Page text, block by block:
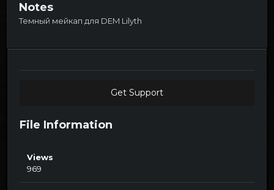
Notes
Темный мейкап для DEM Lilyth
Get Support
File Information
Views
969